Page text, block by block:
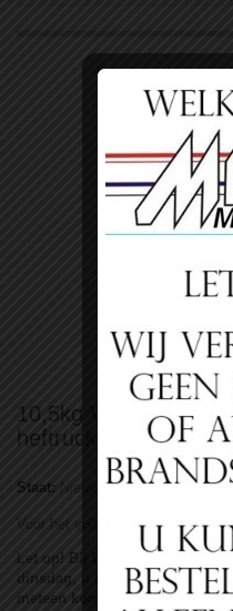
10,5kg Vulling
heftruck LPG en
Staat: Nieuw product
Voor het vullen van Uw
Let op! Bij bestelling van
dinsdag, u kunt na het
meteen komen laten vullen.